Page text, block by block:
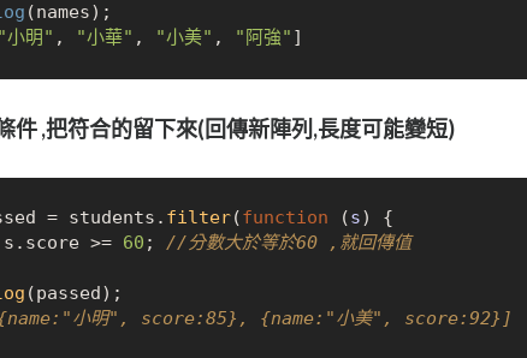
(names);
"小明" , "小華" , "小美" , "阿強"
件 ,把符合的留下來(回傳新陣列,長度可能變短)
= students. filter(function (s) {
s. score >= 60 ; //分數大於等於60 ,就回傳值
小明", score:85}, {name:"小美", score:92}]